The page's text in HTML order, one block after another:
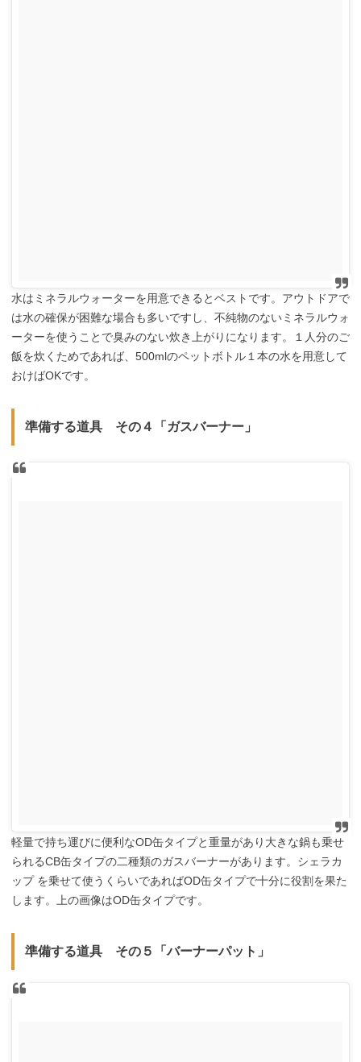
水はミネラルウォーターを用意できるとベストです。アウトドアで
は水の確保が困難な場合も多いですし、不純物のないミネラルウォ
ーターを使うことで臭みのない炊き上がりになります。１人分のご
飯を炊くためであれば、500mlのペットボトル１本の水を用意して
おけばOKです。
準備する道具 その４「ガスバーナー」
軽量で持ち運びに便利なOD缶タイプと重量があり大きな鍋も乗せ
られるCB缶タイプの二種類のガスバーナーがあります。シェラカ
ップ を乗せて使うくらいであればOD缶タイプで十分に役割を果た
します。上の画像はOD缶タイプです。
準備する道具 その５「バーナーパット」